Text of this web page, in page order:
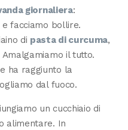
giornaliera:
facciamo bollire.
di pasta di curcuma,
Amalgamiamo il tutto.
ha raggiunto la
dal fuoco.
un cucchiaio di
alimentare. In